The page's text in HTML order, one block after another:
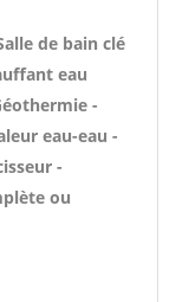
de bain clé
eau
-
eau-eau -
-
ou